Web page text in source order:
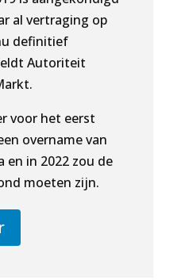
al vertraging op
definitief
Autoriteit
voor het eerst
overname van
en in 2022 zou de
moeten zijn.